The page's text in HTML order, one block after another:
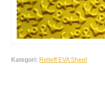
Kategori: Relieff EVA Sheet